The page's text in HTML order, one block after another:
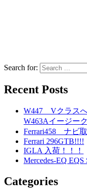
Search for:
Recent Posts
W447 Vクラス
W463Aイージー
Ferrari458 ナビ
Ferrari 296GTB!!!!
IGLA 入荷！！！
Mercedes-EQ
Categories